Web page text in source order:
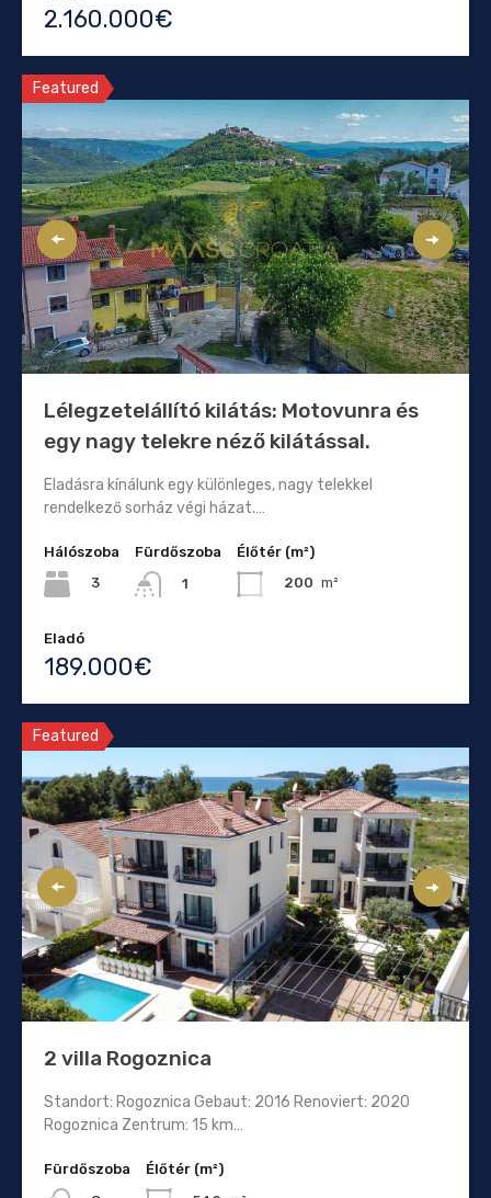
2.160.000€
Featured
Lélegzetelállító kilátás: Motovunra és
egy nagy telekre néző kilátással.
Eladásra kínálunk egy különleges, nagy telekkel
rendelkező sorház végi házat.…
Hálószoba
3
Fürdőszoba
1
Élőtér (m²)
200 m²
Eladó
189.000€
Featured
2 villa Rogoznica
Standort: Rogoznica Gebaut: 2016 Renoviert: 2020
Rogoznica Zentrum: 15 km…
Fürdőszoba
Élőtér (m²)